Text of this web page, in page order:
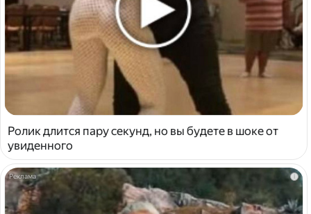
Ролик длится пару секунд, но вы будете в шоке от
увиденного
i